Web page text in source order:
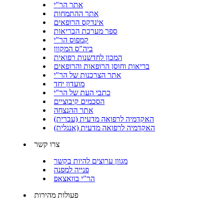
אתר הר"י
אתר ההתמחות
אינדקס הרופאים
ספר מערכת הבריאות
קמפוס הר"י
ביה"ס המקוון
המכון לחדשנות רפואית
בריאות וחוסן הרופאות והרופאים
אתר הצרכנות של הר"י
מועדון יחד
כתבי העת של הר"י
הסכמים קיבוציים
אתר ההנצחה
האקדמיה לרפואה מדעית (עברית)
האקדמיה לרפואה מדעית (אנגלית)
צרו קשר
מגוון ערוצים להיות בקשר
פנייה למפנה
הר"י בוואצאפ
פעולות מהירות